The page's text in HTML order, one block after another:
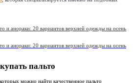
и анораки: 20 вариантов верхней одежды на осень
и анораки: 20 вариантов верхней одежды на осень
пальто
можно найти качественное пальто